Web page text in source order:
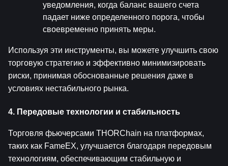
уведомления, когда баланс вашего счета
падает ниже определенного порога, чтобы
своевременно принять меры.
Используя эти инструменты, вы можете улучшить свою
торговую стратегию и эффективно минимизировать
риски, принимая обоснованные решения даже в
условиях нестабильного рынка.
4. Передовые технологии и стабильность
Торговля фьючерсами THORChain на платформах,
таких как FameEX, улучшается благодаря передовым
технологиям, обеспечивающим стабильную и